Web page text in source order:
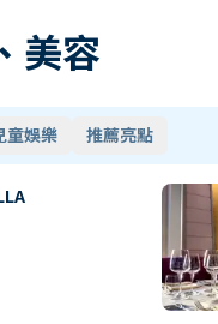
美容
童娛樂 推薦亮點